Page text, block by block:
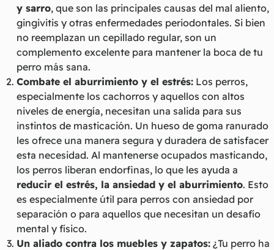
y sarro, que son las principales causas del mal aliento,
gingivitis y otras enfermedades periodontales. Si bien
no reemplazan un cepillado regular, son un
complemento excelente para mantener la boca de tu
perro más sana.
Combate el aburrimiento y el estrés: Los perros,
especialmente los cachorros y aquellos con altos
niveles de energía, necesitan una salida para sus
instintos de masticación. Un hueso de goma ranurado
les ofrece una manera segura y duradera de satisfacer
esta necesidad. Al mantenerse ocupados masticando,
los perros liberan endorfinas, lo que les ayuda a
reducir el estrés, la ansiedad y el aburrimiento. Esto
es especialmente útil para perros con ansiedad por
separación o para aquellos que necesitan un desafío
mental y físico.
Un aliado contra los muebles y zapatos: ¿Tu perro ha